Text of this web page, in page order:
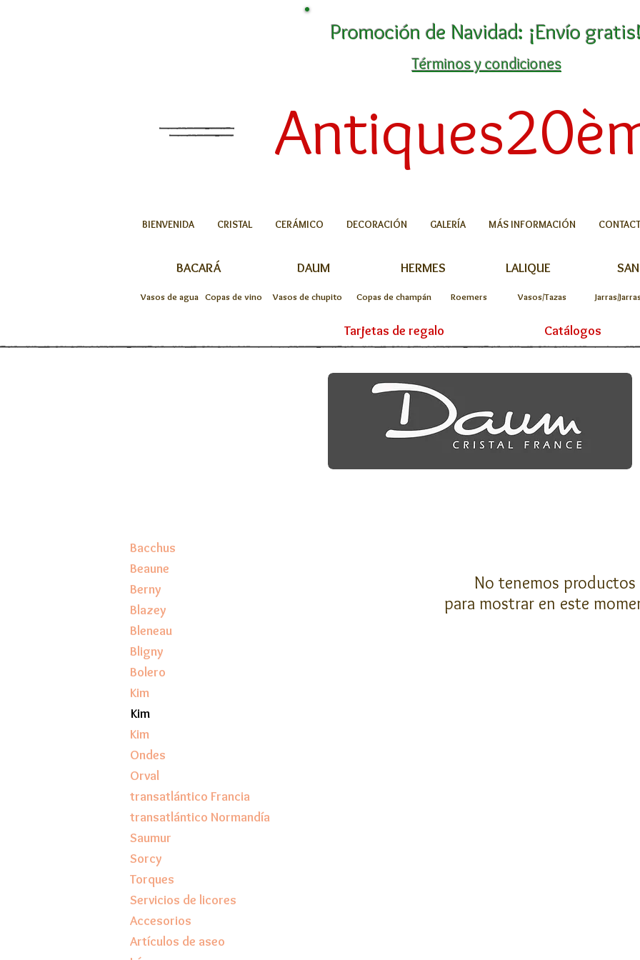
Promoción de Navidad: ¡Envío
Términos y condiciones
BIENVENIDA CRISTAL CERÁMICO DECORACIÓN GALERÍA MÁS INFORMACIÓN
BACARÁ DAUM HERMES LALIQUE
Vasos de agua Copas de vino Vasos de chupito Copas de champán Roemers Vasos/Tazas Jarras/
Tarjetas de regalo Catálogos
No tenemos productos
para mostrar en este
Bacchus
Beaune
Berny
Blazey
Bleneau
Bligny
Bolero
Kim
Kim
Kim
Ondes
Orval
transatlántico Francia
transatlántico Normandía
Saumur
Sorcy
Torques
Servicios de licores
Accesorios
Artículos de aseo